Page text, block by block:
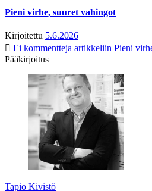
Pieni virhe, suuret vahingot
Kirjoitettu 5.6.2026
Ei kommentteja artikkeliin Pieni
Pääkirjoitus
Tapio Kivistö